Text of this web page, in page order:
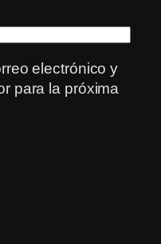
electrónico y
para la próxima